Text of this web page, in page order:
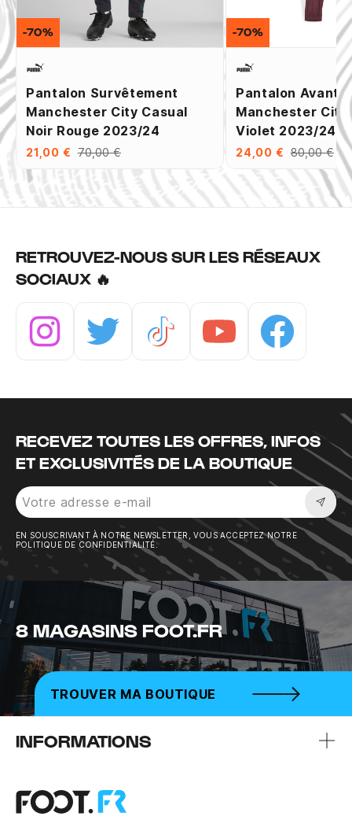
Pantalon Survêtement
Manchester City Casual
Noir Rouge 2023/24
21,00 € 70,00 €
-70%
Pantalon Avant
Manchester City
Violet 2023/24
24,00 € 80,00 €
-70%
RETROUVEZ-NOUS SUR LES RÉSEAUX
SOCIAUX 🔥
RECEVEZ TOUTES LES OFFRES, INFOS
ET EXCLUSIVITÉS DE LA BOUTIQUE
EN SOUSCRIVANT À NOTRE NEWSLETTER, VOUS ACCEPTEZ NOTRE
POLITIQUE DE CONFIDENTIALITÉ.
8 MAGASINS FOOT.FR
TROUVER MA BOUTIQUE
INFORMATIONS